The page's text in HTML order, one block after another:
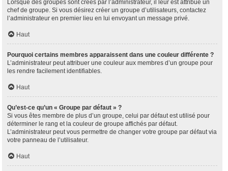
Lorsque des groupes sont créés par l’administrateur, il leur est attribué un
chef de groupe. Si vous désirez créer un groupe d’utilisateurs, contactez
l’administrateur en premier lieu en lui envoyant un message privé.
Haut
Pourquoi certains membres apparaissent dans une couleur différente ?
L’administrateur peut attribuer une couleur aux membres d’un groupe pour
les rendre facilement identifiables.
Haut
Qu’est-ce qu’un « Groupe par défaut » ?
Si vous êtes membre de plus d’un groupe, celui par défaut est utilisé pour
déterminer le rang et la couleur de groupe affichés par défaut.
L’administrateur peut vous permettre de changer votre groupe par défaut via
votre panneau de l’utilisateur.
Haut